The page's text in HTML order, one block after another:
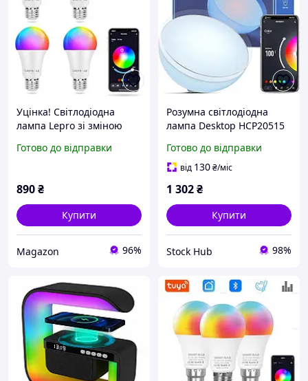
Уцінка! Світлодіодна
лампа Lepro зі зміною
керування через
Готово до відправки
890₴
Купити
Magazon 96%
Розумна світлодіодна
лампа Desktop HCP20515
через програму, 16
мільйонів кольорів
Готово до відправки
від 130₴/міс
1 302₴
Купити
Stock Hub 98%